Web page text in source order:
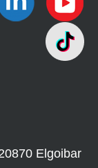
Elgoibar